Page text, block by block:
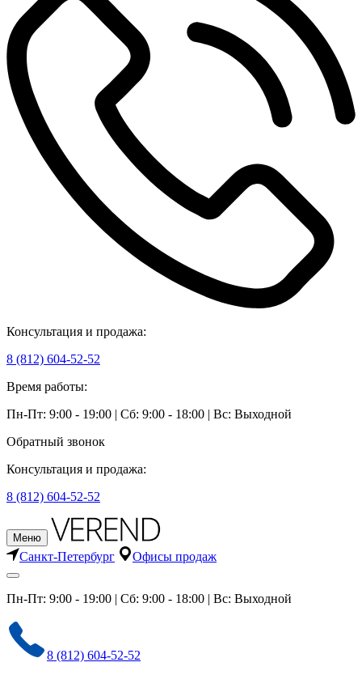
Консультация и продажа:
8 (812) 604-52-52
Время работы:
Пн-Пт: 9:00 - 19:00 | Сб: 9:00 - 18:00 | Вс: Выходной
Обратный звонок
Консультация и продажа:
8 (812) 604-52-52
Меню
Санкт-Петербург Офисы продаж
Пн-Пт: 9:00 - 19:00 | Сб: 9:00 - 18:00 | Вс: Выходной
8 (812) 604-52-52